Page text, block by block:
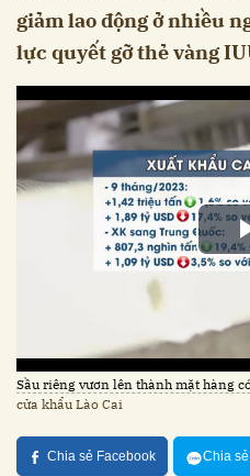
giảm lao động ở nhiều
lực quyết gỡ thẻ vàng
Sầu riêng vươn lên thành mặt hàng
cửa khẩu Lào Cai
Chia sẻ Facebook Chia